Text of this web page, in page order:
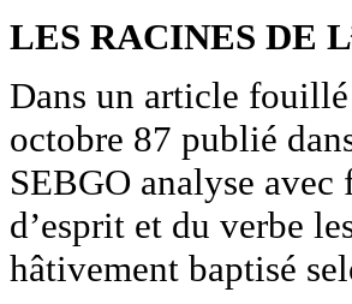
LES RACINES DE
Dans un article fouillé
octobre 87 publié
SEBGO analyse
d’esprit et du verbe
hâtivement baptisé